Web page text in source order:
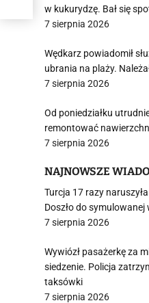
w kukurydzę. Bał się
7 sierpnia 2026
Wędkarz powiadomił
ubrania na plaży.
7 sierpnia 2026
Od poniedziałku
remontować
7 sierpnia 2026
NAJNOWSZE
Turcja 17 razy
Doszło do
7 sierpnia 2026
Wywiózł pasażerkę za
siedzenie. Policja
taksówki
7 sierpnia 2026